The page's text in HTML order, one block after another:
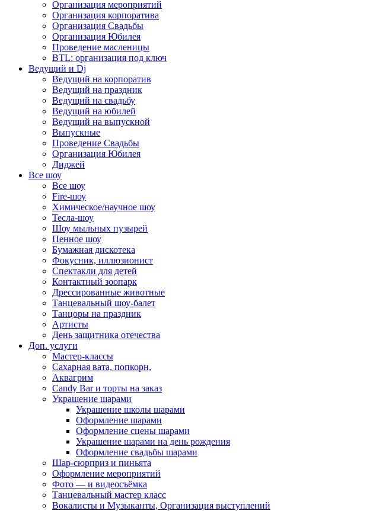
Организация мероприятий
Организация корпоратива
Организация Свадьбы
Организация Юбилея
Проведение масленицы
BTL: организация под ключ
Ведущий и Dj
Ведущий на корпоратив
Ведущий на праздник
Ведущий на свадьбу
Ведущий на юбилей
Ведущий на выпускной
Выпускные
Проведение Свадьбы
Организация Юбилея
Диджей
Все шоу
Все шоу
Fire-шоу
Химическое/научное шоу
Тесла-шоу
Шоу мыльных пузырей
Пенное шоу
Бумажная дискотека
Фокусник, иллюзионист
Спектакли для детей
Контактный зоопарк
Дрессированные животные
Танцевальный шоу-балет
Танцоры на праздник
Артисты
День защитника отечества
Доп. услуги
Мастер-классы
Сахарная вата, попкорн,
Аквагрим
Candy Bar и торты на заказ
Украшение шарами
Украшение школы шарами
Оформление шарами
Оформление сцены шарами
Украшение шарами на день рождения
Оформление свадьбы шарами
Шар-сюрприз и пиньята
Оформление мероприятий
Фото — и видеосъёмка
Танцевальный мастер класс
Вокалисты и Музыканты, Организация выступлений